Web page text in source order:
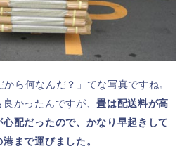
ら何なんだ？」てな写真ですね。
良かったんですが、畳は配送料が高
配だったので、かなり早起きして
まで運びました。